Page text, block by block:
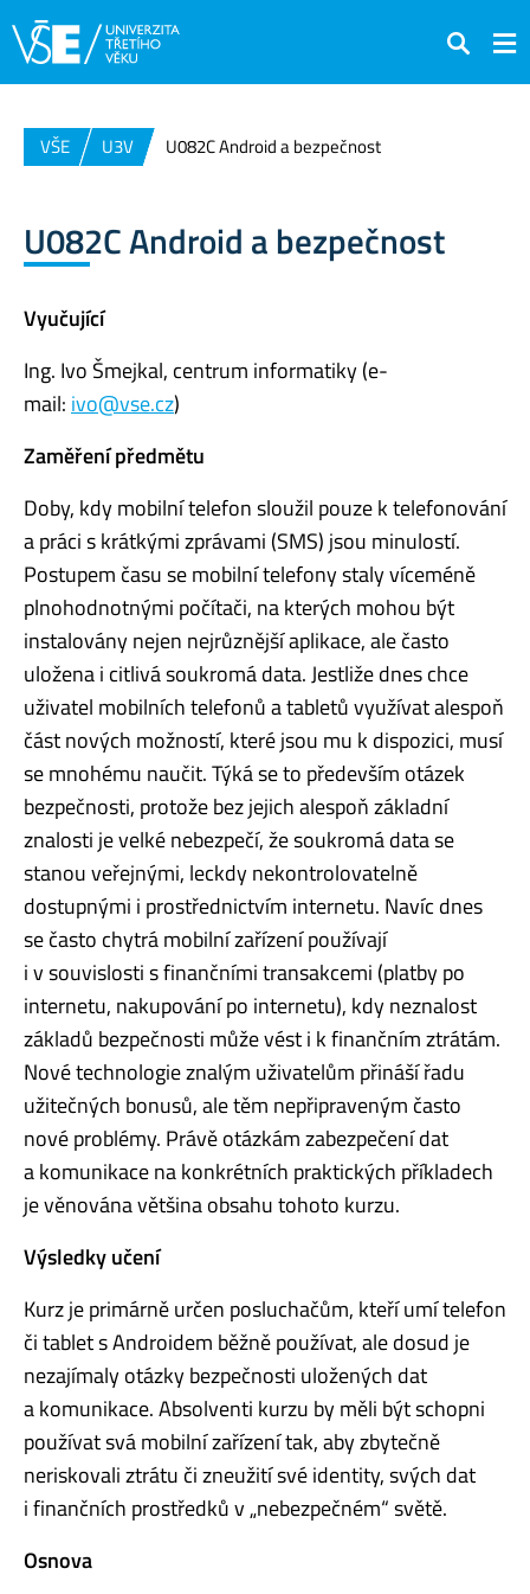
Hledat
VŠE U3V U082C Android a bezpečnost
U082C Android a bezpečnost
Vyučující
Ing. Ivo Šmejkal, centrum informatiky (e-
mail: ivo@vse.cz)
Zaměření předmětu
Doby, kdy mobilní telefon sloužil pouze k telefonování
a práci s krátkými zprávami (SMS) jsou minulostí.
Postupem času se mobilní telefony staly víceméně
plnohodnotnými počítači, na kterých mohou být
instalovány nejen nejrůznější aplikace, ale často
uložena i citlivá soukromá data. Jestliže dnes chce
uživatel mobilních telefonů a tabletů využívat alespoň
část nových možností, které jsou mu k dispozici, musí
se mnohému naučit. Týká se to především otázek
bezpečnosti, protože bez jejich alespoň základní
znalosti je velké nebezpečí, že soukromá data se
stanou veřejnými, leckdy nekontrolovatelně
dostupnými i prostřednictvím internetu. Navíc dnes
se často chytrá mobilní zařízení používají
i v souvislosti s finančními transakcemi (platby po
internetu, nakupování po internetu), kdy neznalost
základů bezpečnosti může vést i k finančním ztrátám.
Nové technologie znalým uživatelům přináší řadu
užitečných bonusů, ale těm nepřipraveným často
nové problémy. Právě otázkám zabezpečení dat
a komunikace na konkrétních praktických příkladech
je věnována většina obsahu tohoto kurzu.
Výsledky učení
Kurz je primárně určen posluchačům, kteří umí telefon
či tablet s Androidem běžně používat, ale dosud je
nezajímaly otázky bezpečnosti uložených dat
a komunikace. Absolventi kurzu by měli být schopni
používat svá mobilní zařízení tak, aby zbytečně
neriskovali ztrátu či zneužití své identity, svých dat
i finančních prostředků v „nebezpečném“ světě.
Osnova